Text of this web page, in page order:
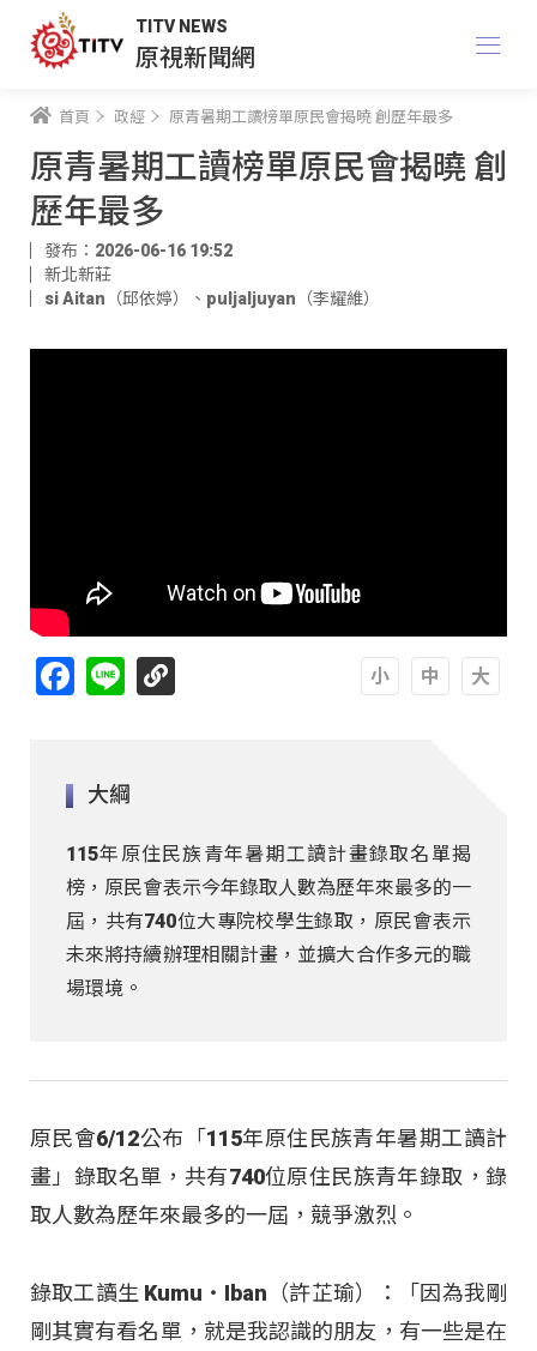
TITV NEWS
原視新聞網
首頁 政經 原青暑期工讀榜單原民會揭曉 創歷年最多
原青暑期工讀榜單原民會揭曉 創
歷年最多
發布：2026-06-16 19:52
新北新莊
si Aitan（邱依婷）
、 puljaljuyan（李耀維）
Facebook
Line
大綱
115年原住民族青年暑期工讀計畫錄取名單揭
榜，原民會表示今年錄取人數為歷年來最多的一
屆，共有740位大專院校學生錄取，原民會表示
未來將持續辦理相關計畫，並擴大合作多元的職
場環境。
原民會6/12公布「115年原住民族青年暑期工讀計
畫」錄取名單，共有740位原住民族青年錄取，錄
取人數為歷年來最多的一屆，競爭激烈。
錄取工讀生 Kumu‧Iban（許芷瑜）：「因為我剛
剛其實有看名單，就是我認識的朋友，有一些是在